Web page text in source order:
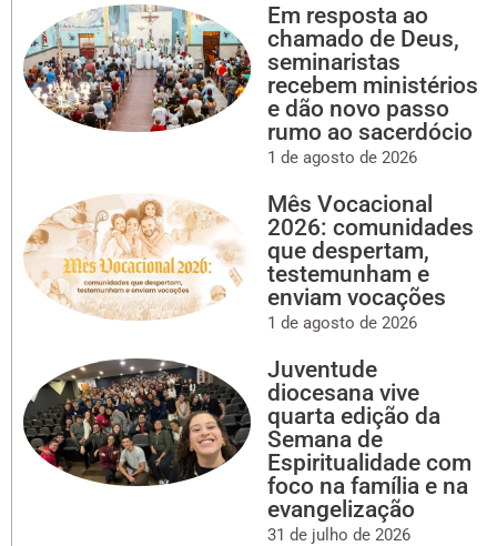
Em resposta ao
chamado de Deus,
seminaristas
recebem ministérios
e dão novo passo
rumo ao sacerdócio
1 de agosto de 2026
Mês Vocacional
2026: comunidades
que despertam,
testemunham e
enviam vocações
1 de agosto de 2026
Juventude
diocesana vive
quarta edição da
Semana de
Espiritualidade com
foco na família e na
evangelização
31 de julho de 2026